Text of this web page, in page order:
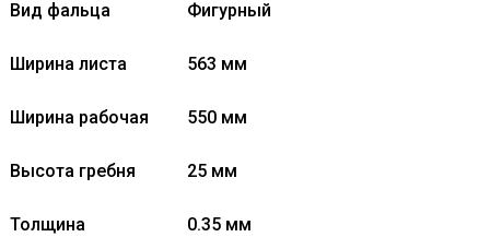
Вид фальца Фигурный
Ширина листа 563 мм
Ширина рабочая 550 мм
Высота гребня 25 мм
Толщина 0.35 мм